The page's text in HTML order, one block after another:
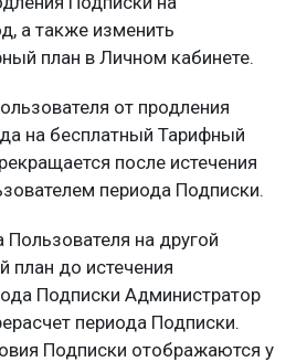
а также изменить
план в Личном кабинете.
от продления
на бесплатный Тарифный
после истечения
периода Подписки.
Пользователя на другой
план до истечения
Подписки Администратор
периода Подписки.
Подписки отображаются у